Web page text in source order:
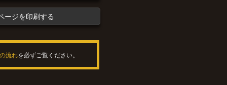
ージを印刷する
流れを必ずご覧ください。